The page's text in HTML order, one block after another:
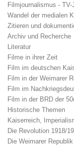
Filmjournalismus -
Wandel der medialen
Zitieren und
Archiv und Recherche
Literatur
Filme in ihrer Zeit
Film im deutschen
Film in der Weimarer
Film im
Film in der BRD der
Historische Themen
Kaiserreich,
Die Revolution 1918/
Die Weimarer Republik